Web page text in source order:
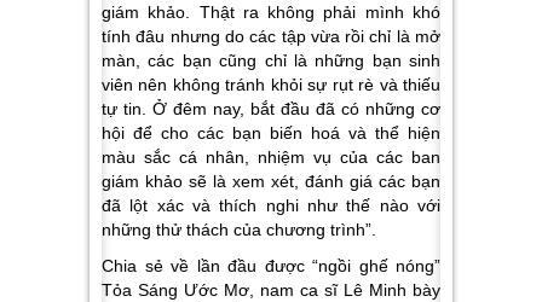
giám khảo. Thật ra không phải mình khó
tính đâu nhưng do các tập vừa rồi chỉ là mở
màn, các bạn cũng chỉ là những bạn sinh
viên nên không tránh khỏi sự rụt rè và thiếu
tự tin. Ở đêm nay, bắt đầu đã có những cơ
hội để cho các bạn biến hoá và thể hiện
màu sắc cá nhân, nhiệm vụ của các ban
giám khảo sẽ là xem xét, đánh giá các bạn
đã lột xác và thích nghi như thế nào với
những thử thách của chương trình”.
Chia sẻ về lần đầu được “ngồi ghế nóng”
Tỏa Sáng Ước Mơ , nam ca sĩ Lê Minh bày